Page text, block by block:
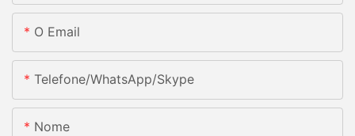
O Email
Telefone/whatsApp/skype
Nome